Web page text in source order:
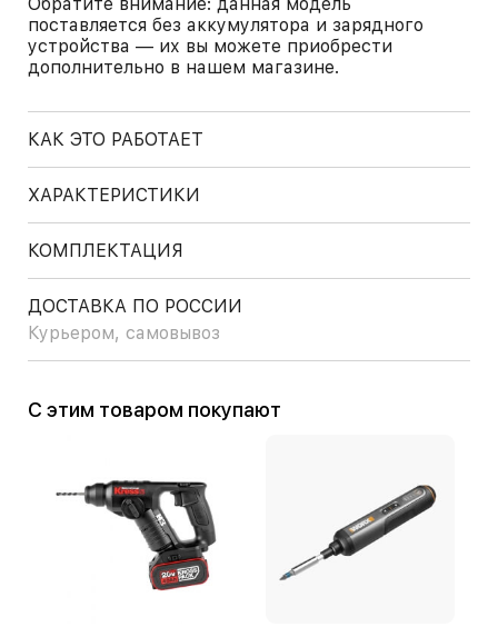
поставляется без аккумулятора и зарядного
устройства — их вы можете приобрести
дополнительно в нашем магазине.
КАК ЭТО РАБОТАЕТ
ХАРАКТЕРИСТИКИ
КОМПЛЕКТАЦИЯ
ДОСТАВКА ПО РОССИИ
Курьером, самовывоз
С этим товаром покупают